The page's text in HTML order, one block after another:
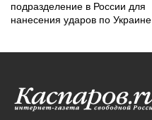
подразделение в России для
нанесения ударов по Украине